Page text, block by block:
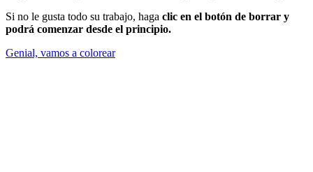
Si no le gusta todo su trabajo, haga clic en el botón de borrar y
podrá comenzar desde el principio.
Genial, vamos a colorear